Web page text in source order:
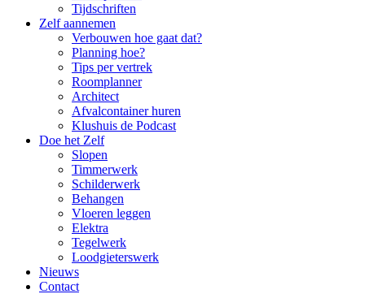
Tijdschriften
Zelf aannemen
Verbouwen hoe gaat dat?
Planning hoe?
Tips per vertrek
Roomplanner
Architect
Afvalcontainer huren
Klushuis de Podcast
Doe het Zelf
Slopen
Timmerwerk
Schilderwerk
Behangen
Vloeren leggen
Elektra
Tegelwerk
Loodgieterswerk
Nieuws
Contact